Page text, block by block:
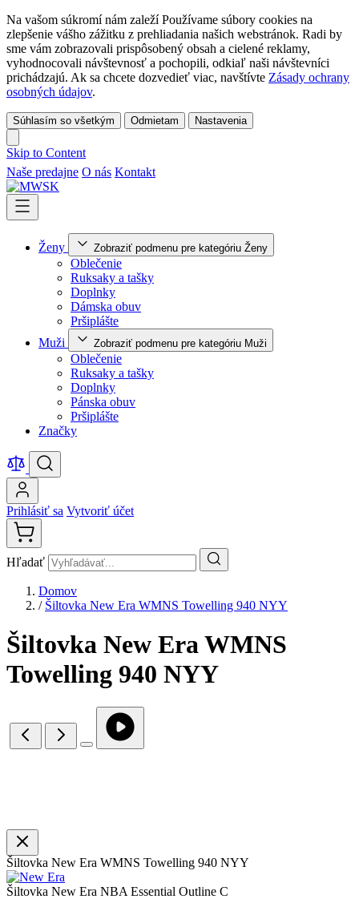
Na vašom súkromí nám zaleží Používame súbory cookies na
zlepšenie vášho zážitku z prehliadania našich webstránok. Radi by
sme vám zobrazovali prispôsobený obsah a cielené reklamy,
vyhodnocovali návštevnosť a pochopili, odkiaľ naši návštevníci
prichádzajú. Ak sa chcete dozvedieť viac, navštívte Zásady ochrany
osobných údajov.
Súhlasím so všetkým Odmietam Nastavenia
Skip to Content
Naše predajne O nás Kontakt
Ženy Zobraziť podmenu pre kategóriu Ženy
Oblečenie
Ruksaky a tašky
Doplnky
Dámska obuv
Pršiplášte
Muži
Zobraziť podmenu pre kategóriu Muži
Oblečenie
Ruksaky a tašky
Doplnky
Pánska obuv
Pršiplášte
Značky
Prihlásiť sa Vytvoriť účet
Hľadať
Domov
/ Šiltovka New Era WMNS Towelling 940 NYY
Šiltovka New Era WMNS
Towelling 940 NYY
Šiltovka New Era WMNS Towelling 940 NYY
Šiltovka New Era NBA Essential Outline C